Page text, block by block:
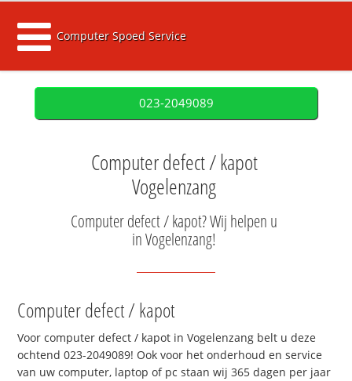
Computer Spoed Service
023-2049089
Computer defect / kapot
Vogelenzang
Computer defect / kapot? Wij helpen u
in Vogelenzang!
Computer defect / kapot
Voor computer defect / kapot in Vogelenzang belt u deze
ochtend 023-2049089! Ook voor het onderhoud en service
van uw computer, laptop of pc staan wij 365 dagen per jaar